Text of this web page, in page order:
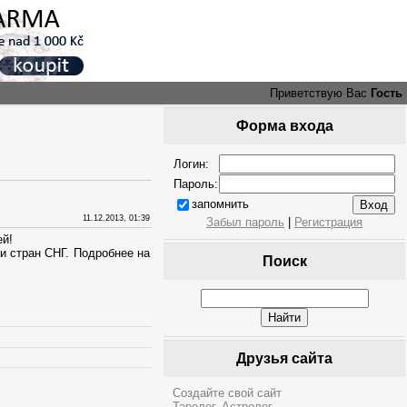
Приветствую Вас Гость
11.12.2013, 01:39
стран СНГ. Подробнее на
Форма входа
Логин:
Пароль:
запомнить
Забыл пароль
Регистрация
Поиск
Друзья сайта
Создайте свой сайт